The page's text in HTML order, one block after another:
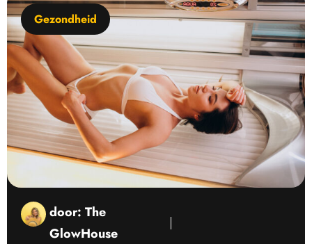
Gezondheid
door: The
GlowHouse